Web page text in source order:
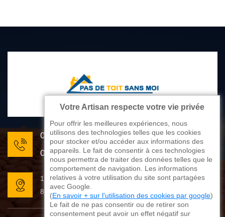
05 33 06 22 81
07 80 33 28 62
176 avenue de Limoges
87270 Couzeix
Votre Artisan respecte votre vie privée
Pour offrir les meilleures expériences, nous
utilisons des technologies telles que les cookies
pour stocker et/ou accéder aux informations des
appareils. Le fait de consentir à ces technologies
nous permettra de traiter des données telles que le
comportement de navigation. Les informations
relatives à votre utilisation du site sont partagées
avec Google.
(En savoir + sur l'utilisation des cookies par google)
Le fait de ne pas consentir ou de retirer son
consentement peut avoir un effet négatif sur